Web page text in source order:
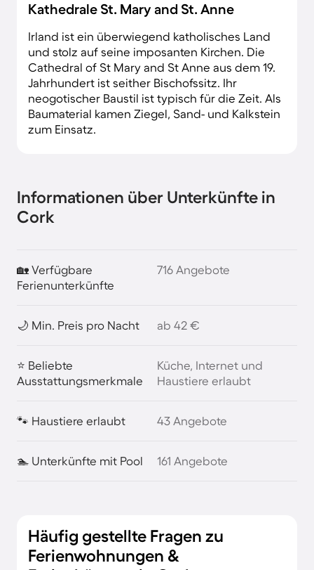
Kathedrale St. Mary and St. Anne
Irland ist ein überwiegend katholisches Land
und stolz auf seine imposanten Kirchen. Die
Cathedral of St Mary and St Anne aus dem 19.
Jahrhundert ist seither Bischofssitz. Ihr
neogotischer Baustil ist typisch für die Zeit. Als
Baumaterial kamen Ziegel, Sand- und Kalkstein
zum Einsatz.
Informationen über Unterkünfte in
Cork
🏡 Verfügbare
Ferienunterkünfte
716 Angebote
🌙 Min. Preis pro Nacht ab 42 €
⭐ Beliebte
Ausstattungsmerkmale
Küche, Internet und
Haustiere erlaubt
🐾 Haustiere erlaubt 43 Angebote
🏊 Unterkünfte mit Pool 161 Angebote
Häufig gestellte Fragen zu
Ferienwohnungen &